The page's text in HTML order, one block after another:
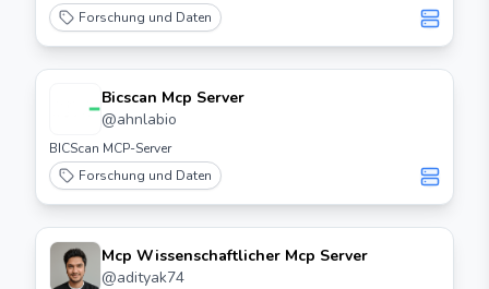
Forschung und Daten
Bicscan Mcp Server
@ahnlabio
BICScan MCP-Server
Forschung und Daten
Mcp Wissenschaftlicher Mcp Server
@adityak74